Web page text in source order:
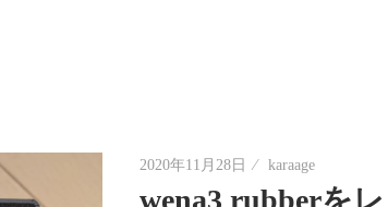
2020年11月28日 karaage
wena3 rubberを